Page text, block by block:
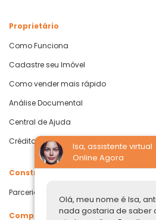
Isa, assistente virtual
Online Agora
Olá, meu nome é Isa,
nada gostaria de saber
Proprietário
Como Funciona
Cadastre seu Imóvel
Como vender mais rápido
Análise Documental
Central de Ajuda
Crédito com Garantia de Imóvel
Construtoras
Parcerias Imobiliárias
Comprar ou alugar